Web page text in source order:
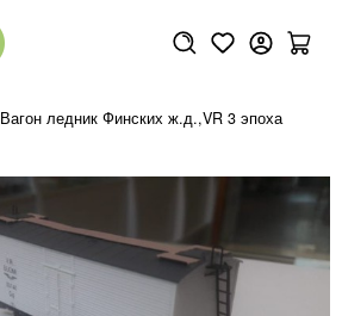
Вагон ледник Финских ж.д.,VR 3 эпоха